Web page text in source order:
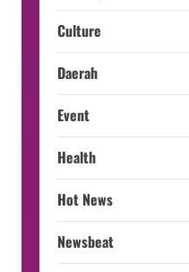
Culture
Daerah
Event
Health
Hot News
Newsbeat